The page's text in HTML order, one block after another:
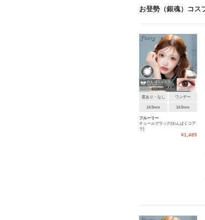
お登勢（銀魂）コス
度あり・なし ワンデー
14.5mm 14.0mm
フルーリー
チュールブラック(わんぱくコア
ラ)
¥1,485